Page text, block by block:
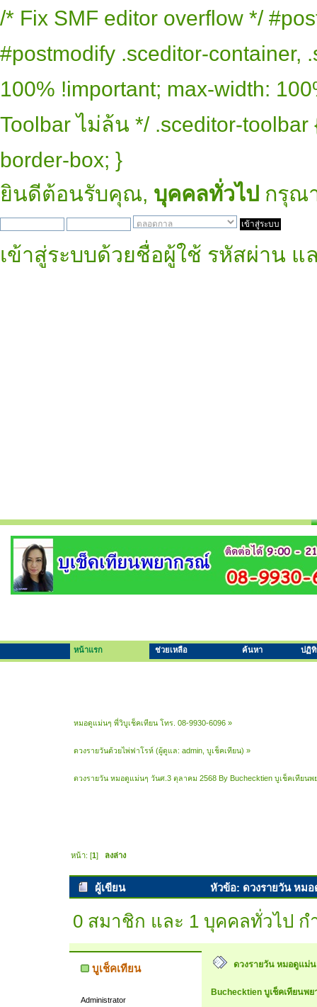
/* Fix SMF editor overflow */
#postmodify .sceditor-container,
100% !important; max-width:
Toolbar ไม่ล้น */ .sceditor-
border-box; }
ยินดีต้อนรับคุณ, บุคคลทั่วไป กรุณ
เข้าสู่ระบบด้วยชื่อผู้ใช้ รหัสผ่าน แ
หน้าแรก ช่วยเหลือ ค้นหา ปฏิ
หมอดูแม่นๆ พี่วิบูเช็คเทียน โทร. 08-9930-6096 »
ดวงรายวันด้วยไพ่ฟาโรห์ (ผู้ดูแล:admin,บูเช็คเทียน) »
ดวงรายวัน หมอดูแม่นๆ วันศ.3 ตุลาคม 2568 By Buchecktien บูเช็คเทียน
หน้า: [1] ลงล่าง
ผู้เขียน
หัวข้อ: ดวงรายวัน หม
0 สมาชิก และ 1 บุคคลทั่วไป
บูเช็คเทียน
Administrator
ดวงรายวัน หมอดูแม่
Buchecktien บูเช็คเทียนพ